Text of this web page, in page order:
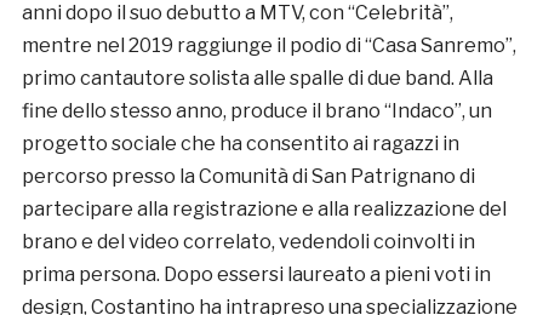
anni dopo il suo debutto a MTV, con “Celebrità”,
mentre nel 2019 raggiunge il podio di “Casa Sanremo”,
primo cantautore solista alle spalle di due band. Alla
fine dello stesso anno, produce il brano “Indaco”, un
progetto sociale che ha consentito ai ragazzi in
percorso presso la Comunità di San Patrignano di
partecipare alla registrazione e alla realizzazione del
brano e del video correlato, vedendoli coinvolti in
prima persona. Dopo essersi laureato a pieni voti in
design, Costantino ha intrapreso una specializzazione